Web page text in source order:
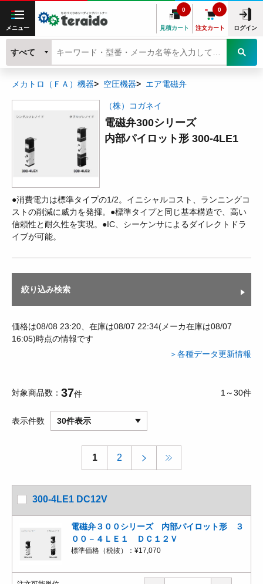
メニュー 見積カート
0
注文カート
0
ログイン
すべて
メカトロ（ＦＡ）機器 空圧機器 エア電磁弁
（株）コガネイ
電磁弁300シリーズ
内部パイロット形 300-4LE1
●消費電力は標準タイプの1/2。イニシャルコスト、ランニングコ
ストの削減に威力を発揮。●標準タイプと同じ基本構造で、高い
信頼性と耐久性を実現。●IC、シーケンサによるダイレクトドラ
イブが可能。
絞り込み検索
価格は08/08 23:20、在庫は08/07 22:34(メーカ在庫は08/07
16:05)時点の情報です
＞各種データ更新情報
対象商品数 37件 1～30件
表示件数 30件表示
1 2
300-4LE1 DC12V
電磁弁３００シリーズ 内部パイロット形 ３
００－４ＬＥ１ ＤＣ１２Ｖ
標準価格（税抜）： ¥17,070